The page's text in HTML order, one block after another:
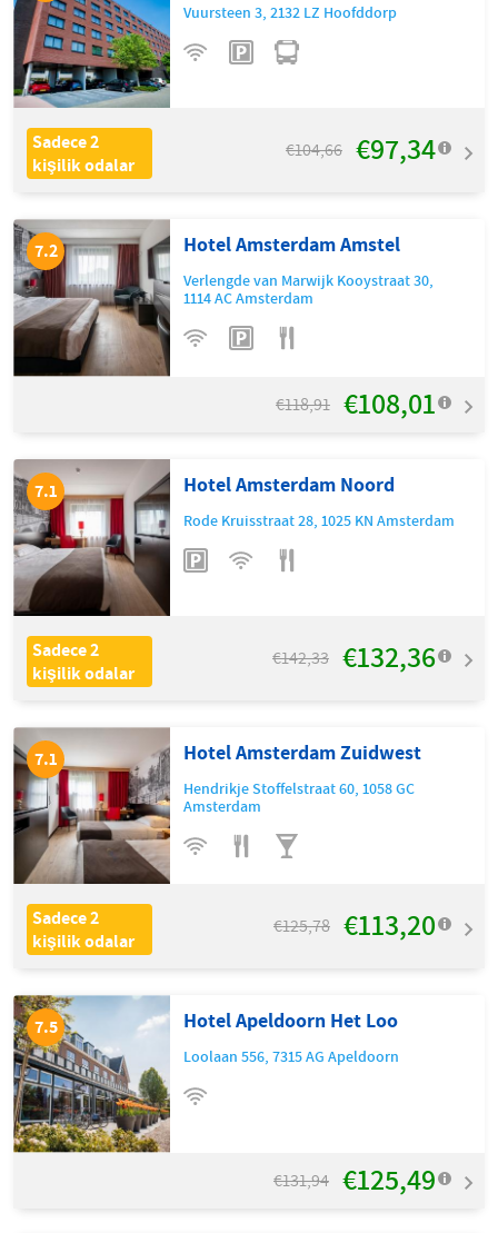
7.5 Hotel Apeldoorn Het Loo
Loolaan 556,7315 AG Apeldoorn
€131,94 €125,49
7.1 Hotel Amsterdam Zuidwest
Hendrikje Stoffelstraat 60,1058 GC
Amsterdam
Sadece 2
kişilik odalar
€125,78 €113,20
7.1 Hotel Amsterdam Noord
Rode Kruisstraat 28,1025 KNAmsterdam
Sadece 2
kişilik odalar
€142,33 €132,36
7.2 Hotel Amsterdam Amstel
Verlengde van Marwijk Kooystraat 30,
1114 ACAmsterdam
€118,91 €108,01
Vuursteen 3,2132 LZ Hoofddorp
Sadece 2
kişilik odalar
€104,66 €97,34